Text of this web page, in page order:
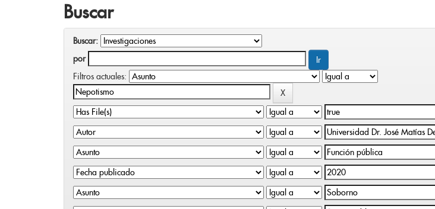
Buscar
Buscar:
por
Filtros actuales: